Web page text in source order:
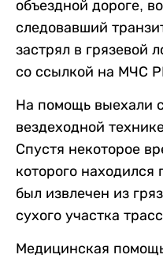
объездной дороге,
следовавший
застрял в грязевой
со ссылкой на МЧС
На помощь выехали
вездеходной
Спустя некоторое
которого находился
был извлечен из
сухого участка
Медицинская